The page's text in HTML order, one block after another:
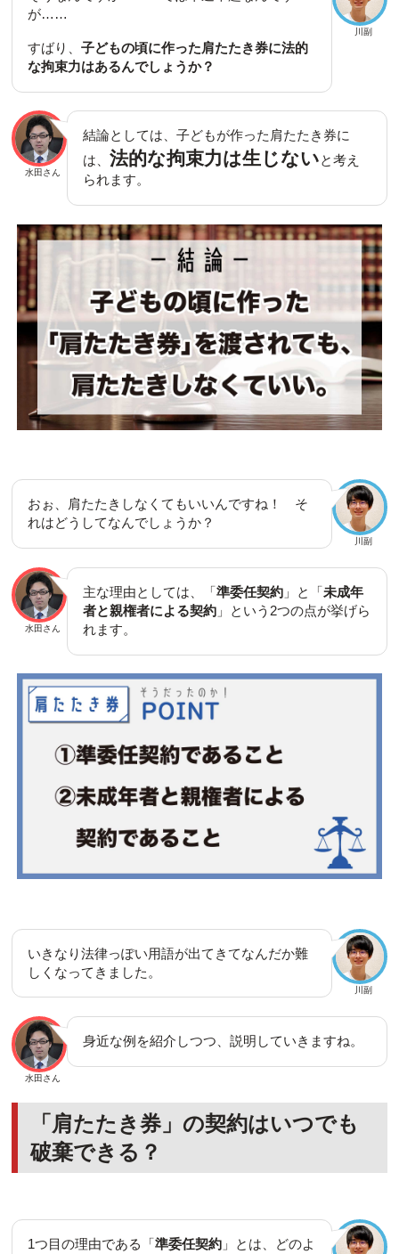
川副
が……
すばり、 子どもの頃に作った肩たたき券に法的
な拘束力はあるんでしょうか？
水田さん
結論としては、子どもが作った肩たたき券に
は、法的な拘束力は生じないと考え
られます。
川副
おぉ、肩たたきしなくてもいいんですね！ そ
れはどうしてなんでしょうか？
水田さん
主な理由としては、「準委任契約 」と「未成年
者と親権者による契約 」という2つの点が挙げら
れます。
川副
いきなり法律っぽい用語が出てきてなんだか難
しくなってきました。
水田さん
身近な例を紹介しつつ、説明していきますね。
「肩たたき券」の契約はいつでも
破棄できる？
1つ目の理由である「準委任契約」とは、どのよ